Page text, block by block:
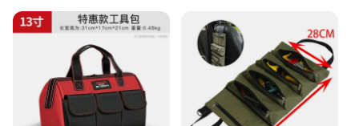
Usage and Purpose: Ideal for organizing and
transporting tools
Typical Adaptive Scenario: Construction sites,
workshops, and outdoor activities
Shape or Size or Weight or Quantity: Large capacity
with adjustable straps for easy carrying